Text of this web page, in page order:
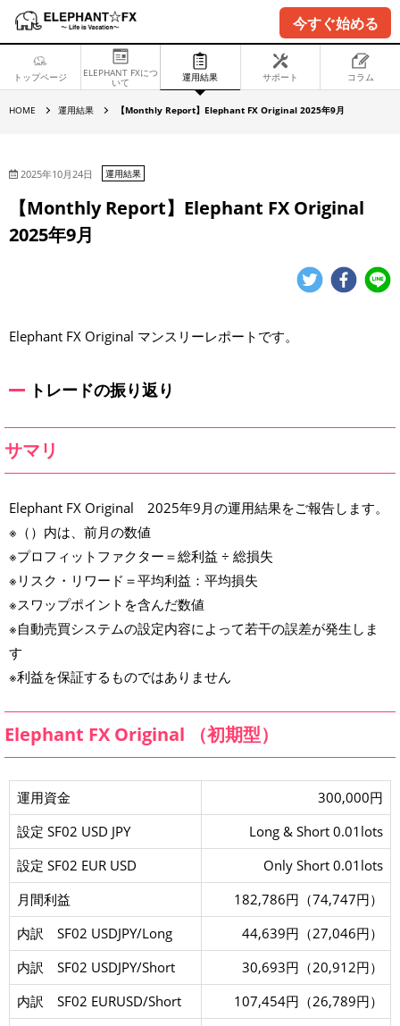
今すぐ始める
トップページ ELEPHANT FXにつ
いて 運用結果 サポート コラム
HOME
h
R
p
p
t
F
i
i
l
0
5
9
月
運用結果 【Monthly Report】Elephant FX Original 2025年9月
2025年10月24日 運用結果
【Monthly Report】Elephant FX Original
2025年9月
Elephant FX Original マンスリーレポートです。
トレードの振り返り
サマリ
Elephant FX Original 2025年9月の運用結果をご報告します。
※（）内は、前月の数値
※プロフィットファクター＝総利益 ÷ 総損失
※リスク・リワード＝平均利益：平均損失
※スワップポイントを含んだ数値
※自動売買システムの設定内容によって若干の誤差が発生しま
す
※利益を保証するものではありません
Elephant FX Original （初期型）
運用資金
300,000円
設定 SF02 USD JPY
Long & Short 0.01lots
設定 SF02 EUR USD
Only Short 0.01lots
月間利益
182,786円（74,747円）
内訳 SF02 USDJPY/Long
44,639円（27,046円）
内訳 SF02 USDJPY/Short
30,693円（20,912円）
内訳 SF02 EURUSD/Short
107,454円（26,789円）